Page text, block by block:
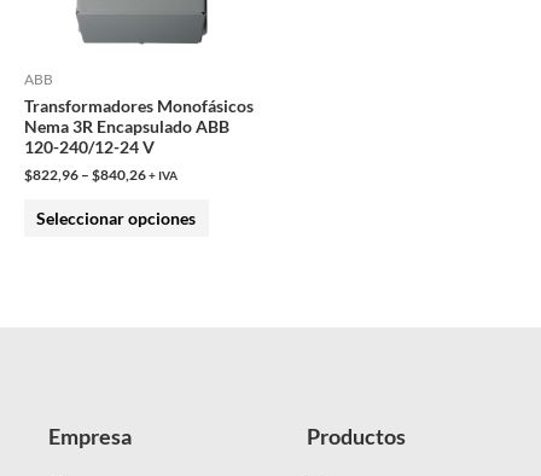
ABB
Transformadores Monofásicos
Nema 3R Encapsulado ABB
120-240/12-24 V
$822,96 – $840,26+ IVA
Seleccionar opciones
elegir
en
Empresa Productos